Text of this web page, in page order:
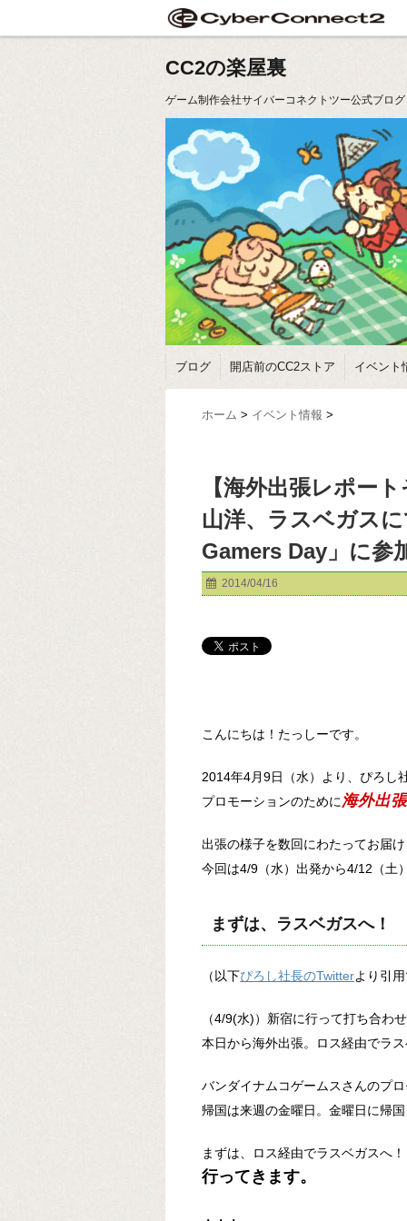
CC2の楽屋裏
ゲーム制作会社サイバーコネクトツー公式ブログ
ブログ 開店前のCC2ストア イベント
ホーム > イベント情報 >
【海外出張レポー
山洋、ラスベガス
Gamers Day」に参
2014/04/16
こんにちは！たっしーです。
2014年4月9日（水）より、ぴろし
プロモーションのために海外出張
出張の様子を数回にわたってお届
今回は4/9（水）出発から4/12（土
まずは、ラスベガスへ！
（以下ぴろし社長のTwitterより引
（4/9(水)）新宿に行って打ち合わ
本日から海外出張。ロス経由でラ
バンダイナムコゲームスさんのプ
帰国は来週の金曜日。金曜日に帰
まずは、ロス経由でラスベガスへ！
行ってきます。